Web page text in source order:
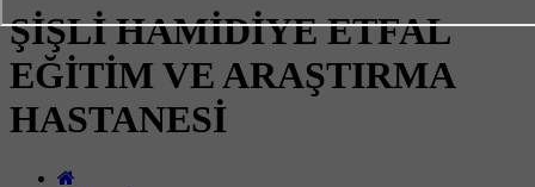
ŞİŞLİ HAMİDİYE ETFAL
EĞİTİM VE ARAŞTIRMA
HASTANESİ